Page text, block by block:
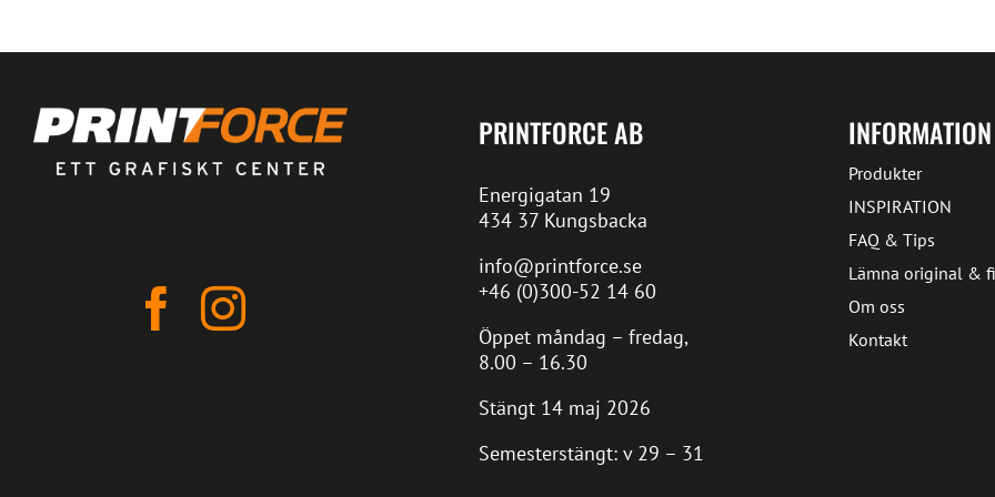
PRINTFORCE AB
Energigatan 19
434 37 Kungsbacka
info@printforce.se
+46 (0)300-52 14 60
Öppet måndag – fredag,
8.00 – 16.30
Stängt 14 maj 2026
Semesterstängt: v 29 – 31
INFORMATION
Produkter
INSPIRATION
FAQ & Tips
Lämna original &
Om oss
Kontakt